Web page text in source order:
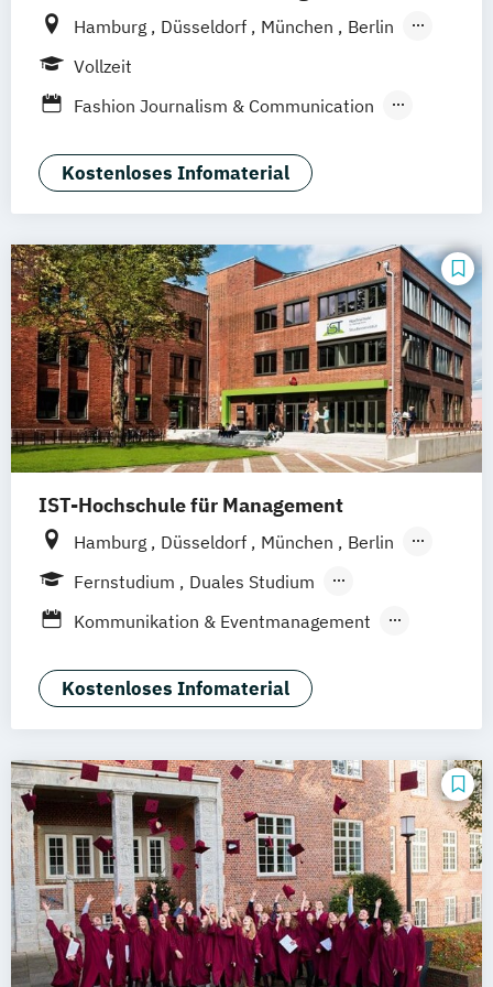
Hamburg Düsseldorf München
Berlin
Wiesbaden
Vollzeit
Fashion Journalism & Communication
Industrie & Produkt Design
Interior Design
Kostenloses Infomaterial
IST-Hochschule für Management
Hamburg Düsseldorf München
Berlin
Weil am Rhein
Frankfurt am Main
Fernstudium
Duales Studium
Fernlehrgang
Kommunikation & Eventmanagement
Kommunikation & Medienmanagement
(Duales Studium)
Kommunikationsmanagement (Duales
Studium)
Medienökonom (FH)
Public Relations Hochschulzertifikat
Werbe- und Medienpsychologie
Kostenloses Infomaterial